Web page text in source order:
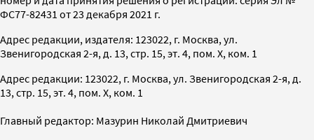
ФС77-82431 от 23 декабря 2021 г.
Адрес редакции, издателя: 123022, г. Москва, ул.
Звенигородская 2-я, д. 13, стр. 15, эт. 4, пом. X, ком. 1
Адрес редакции: 123022, г. Москва, ул. Звенигородская 2-я, д.
13, стр. 15, эт. 4, пом. X, ком. 1
Главный редактор: Мазурин Николай Дмитриевич